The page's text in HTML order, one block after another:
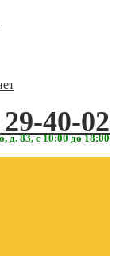
40-02
д. 83, с 10:00 до 18:00